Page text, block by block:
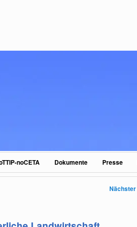
noCETA Dokumente Presse
Nächster